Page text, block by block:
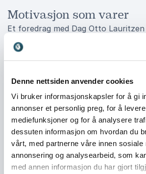
Denne nettsiden anvender cookies
Vi bruker informasjonskapsler for å gi
annonser et personlig preg, for å
mediefunksjoner og for å analysere
dessuten informasjon om hvordan du
vårt, med partnerne våre innen sosiale
annonsering og analysearbeid, som
med annen informasjon du har gjort
Motivasjon som varer
Et foredrag med Dag Otto
inspirasjon der og da, men også
som deltakerne tar med seg videre.
formidling, selvironi og sterke
Han snakker om måloppnåelse, vilje
på en måte som oppleves relevant
krevende hverdager, med høye
mange valg. Foredragene minner
alltid handler om å være best, men
etter litt.